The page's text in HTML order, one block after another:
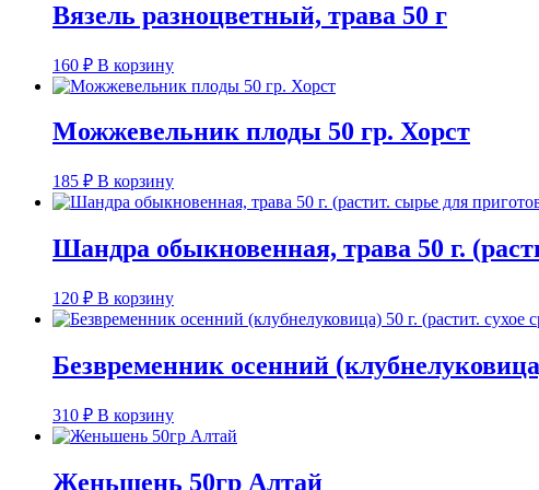
Вязель разноцветный, трава 50 г
160 ₽ В корзину
Можжевельник плоды 50 гр. Хорст
185 ₽ В корзину
Шандра обыкновенная, трава 50 г.
120 ₽ В корзину
Безвременник осенний
310 ₽ В корзину
Женьшень 50гр Алтай